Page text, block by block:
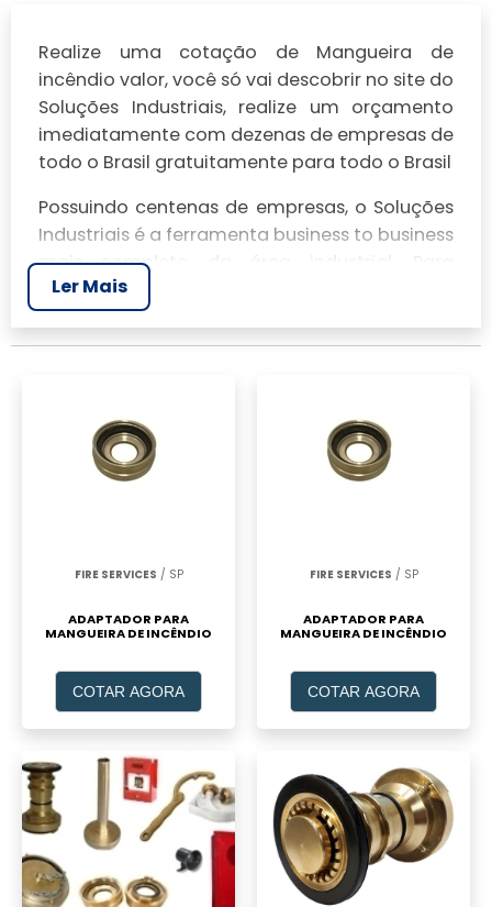
Realize uma cotação de Mangueira de
incêndio valor, você só vai descobrir no site do
Soluções Industriais, realize um orçamento
imediatamente com dezenas de empresas de
todo o Brasil gratuitamente para todo o Brasil
Possuindo centenas de empresas, o Soluções
Industriais é a ferramenta business to business
mais completo da área industrial. Para
realizar um orçamento de Mangueira de
incêndio valor, clique em um ou mais dos
anuciantes a seguir:
Ler Mais
FIRE SERVICES / SP
ADAPTADOR PARA
MANGUEIRA DE INCÊNDIO
COTAR AGORA
FIRE SERVICES / SP
ADAPTADOR PARA
MANGUEIRA DE INCÊNDIO
COTAR AGORA